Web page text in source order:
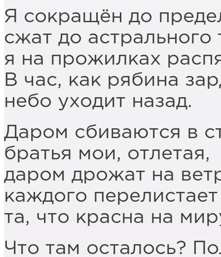
Я сокращён до
сжат до астрального
я на прожилках
В час, как рябина
небо уходит назад.
Даром сбиваются в
братья мои, отлетая,
даром дрожат на
каждого перелистает
та, что красна на
Что там осталось?